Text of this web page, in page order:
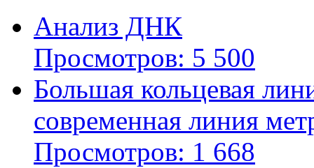
Анализ ДНК
Просмотров: 5 500
Большая кольцевая
современная линия
Просмотров: 1 668